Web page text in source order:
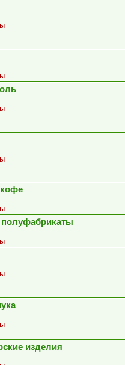
полуфабрикаты
изделия